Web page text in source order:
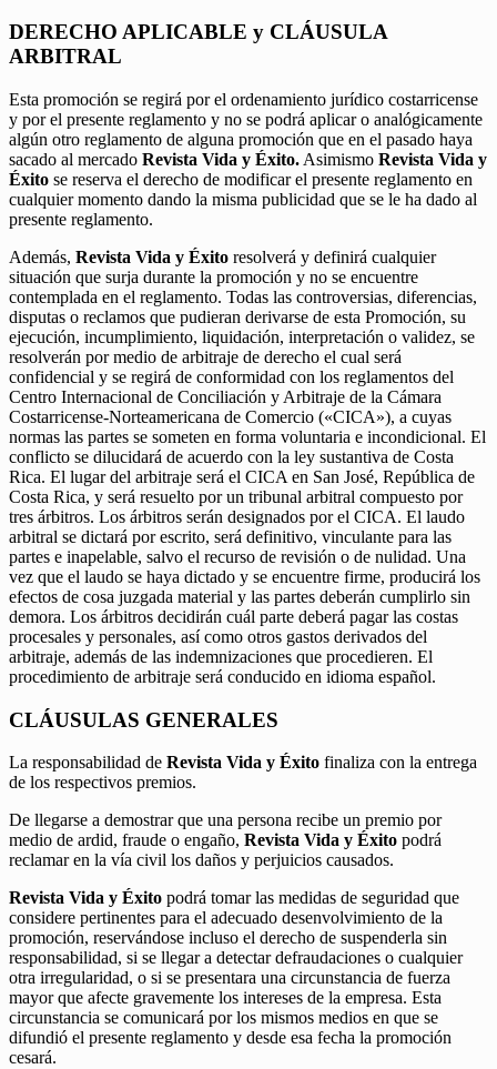
DERECHO APLICABLE y CLÁUSULA
ARBITRAL
Esta promoción se regirá por el ordenamiento jurídico costarricense
y por el presente reglamento y no se podrá aplicar o analógicamente
algún otro reglamento de alguna promoción que en el pasado haya
sacado al mercado Revista Vida y Éxito. Asimismo Revista Vida y
Éxito se reserva el derecho de modificar el presente reglamento en
cualquier momento dando la misma publicidad que se le ha dado al
presente reglamento.
Además, Revista Vida y Éxito resolverá y definirá cualquier
situación que surja durante la promoción y no se encuentre
contemplada en el reglamento. Todas las controversias, diferencias,
disputas o reclamos que pudieran derivarse de esta Promoción, su
ejecución, incumplimiento, liquidación, interpretación o validez, se
resolverán por medio de arbitraje de derecho el cual será
confidencial y se regirá de conformidad con los reglamentos del
Centro Internacional de Conciliación y Arbitraje de la Cámara
Costarricense-Norteamericana de Comercio («CICA»), a cuyas
normas las partes se someten en forma voluntaria e incondicional. El
conflicto se dilucidará de acuerdo con la ley sustantiva de Costa
Rica. El lugar del arbitraje será el CICA en San José, República de
Costa Rica, y será resuelto por un tribunal arbitral compuesto por
tres árbitros. Los árbitros serán designados por el CICA. El laudo
arbitral se dictará por escrito, será definitivo, vinculante para las
partes e inapelable, salvo el recurso de revisión o de nulidad. Una
vez que el laudo se haya dictado y se encuentre firme, producirá los
efectos de cosa juzgada material y las partes deberán cumplirlo sin
demora. Los árbitros decidirán cuál parte deberá pagar las costas
procesales y personales, así como otros gastos derivados del
arbitraje, además de las indemnizaciones que procedieren. El
procedimiento de arbitraje será conducido en idioma español.
CLÁUSULAS GENERALES
La responsabilidad de Revista Vida y Éxito finaliza con la entrega
de los respectivos premios.
De llegarse a demostrar que una persona recibe un premio por
medio de ardid, fraude o engaño, Revista Vida y Éxito podrá
reclamar en la vía civil los daños y perjuicios causados.
Revista Vida y Éxito podrá tomar las medidas de seguridad que
considere pertinentes para el adecuado desenvolvimiento de la
promoción, reservándose incluso el derecho de suspenderla sin
responsabilidad, si se llegar a detectar defraudaciones o cualquier
otra irregularidad, o si se presentara una circunstancia de fuerza
mayor que afecte gravemente los intereses de la empresa. Esta
circunstancia se comunicará por los mismos medios en que se
difundió el presente reglamento y desde esa fecha la promoción
cesará.